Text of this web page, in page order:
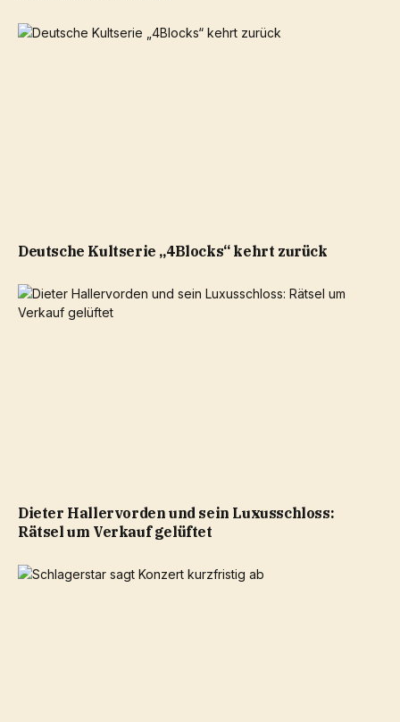
Deutsche Kultserie „4Blocks“ kehrt zurück
Dieter Hallervorden und sein Luxusschloss:
Rätsel um Verkauf gelüftet